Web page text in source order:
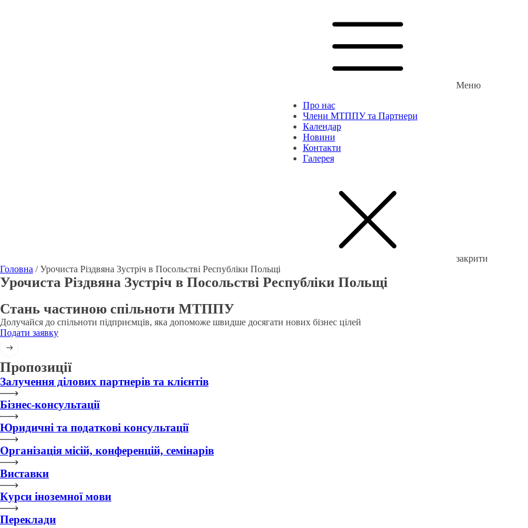
Меню
Про нас
Члени МТППУ та Партнери
Календар
Новини
Контакти
Галерея
закрити
Головна / Урочиста Різдвяна Зустріч в Посольстві Республіки Польщі
Урочиста Різдвяна Зустріч в Посольстві Республіки Польщі
Стань частиною спільноти МТППУ
Долучайся до спільноти підприємців, яка допоможе швидше досягати нових бізнес цілей
Подати заявку
Пропозиції
Залучення ділових партнерів та клієнтів
Бізнес-консультації
Юридичні та податкові консультації
Організація місій, конференцій, семінарів
Виставки
Курси іноземної мови
Переклади